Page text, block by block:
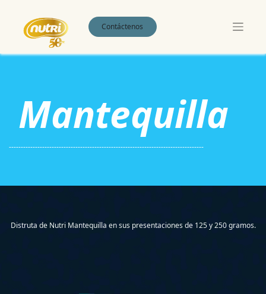
Contáctenos
Mantequilla
----------------------------------------------------------------------------------
Distruta de Nutri Mantequilla en sus presentaciones de 125 y 250 gramos.